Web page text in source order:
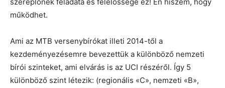
működhet.
Ami az MTB versenybírókat illeti 2014-től a
kezdeményezésemre bevezettük a különböző nemzeti
bírói szinteket, ami elvárás is az UCI részéről. Így 5
különböző szint létezik: (regionális «C», nemzeti «B»,